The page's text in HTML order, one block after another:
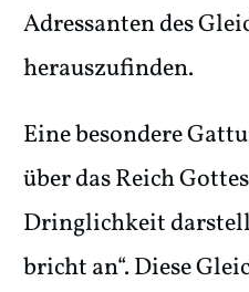
Adressanten des
herauszufinden.
Eine besondere
über das Reich
Dringlichkeit
bricht an“. Diese